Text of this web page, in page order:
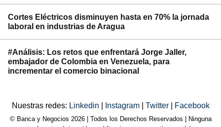
Cortes Eléctricos disminuyen hasta en 70% la jornada
laboral en industrias de Aragua
#Análisis: Los retos que enfrentará Jorge Jaller,
embajador de Colombia en Venezuela, para
incrementar el comercio binacional
Nuestras redes: Linkedin Instagram Twitter Facebook
© Banca y Negocios 2026 | Todos los Derechos Reservados | Ninguna